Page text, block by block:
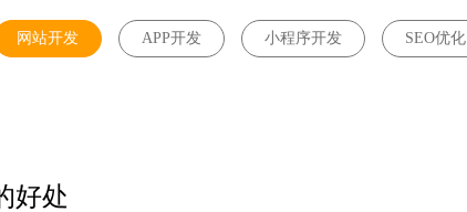
网站开发 APP开发 小程序开发 SEO优化
好处